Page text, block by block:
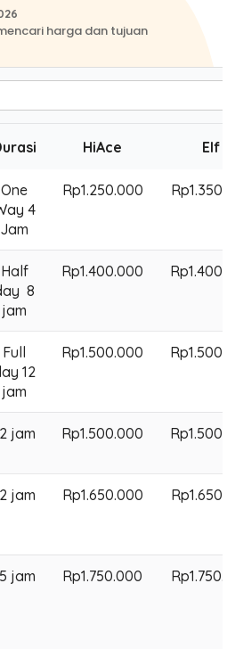
harga dan tujuan
HiAce Elf
One
4
Jam
Rp1.250.000
Half
8
jam
Rp1.400.000
Full
12
jam
Rp1.500.000
jam Rp1.500.000
jam Rp1.650.000
jam Rp1.750.000